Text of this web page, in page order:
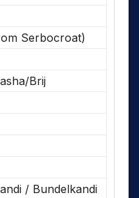
Serbocroat)
Brij
/ Bundelkandi